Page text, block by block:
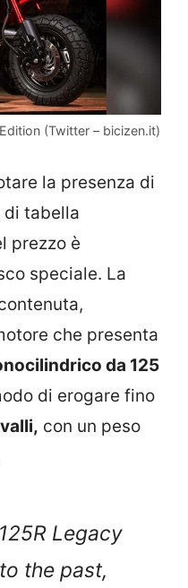
(Twitter – bicizen.it)
la presenza di
di tabella
prezzo è
speciale. La
che presenta
da 125
di erogare fino
con un peso
Legacy
the past,